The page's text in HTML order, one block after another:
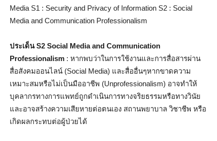
Media S1 : Security and Privacy of Information S2 : Social
Media and Communication Professionalism
ประเด็น S2 Social Media and Communication
Professionalism : หากพบว่าในการใช้งานและการสื่อสารผ่าน
สื่อสังคมออนไลน์ (Social Media) และสื่ออื่นๆหากขาดความ
เหมาะสมหรือไม่เป็นมืออาชีพ (Unprofessionalism) อาจทำให้
บุคลากรทางการแพทย์ถูกดำเนินการทางจริยธรรมหรือทางวินัย
และอาจสร้างความเสียหายต่อตนเอง สถานพยาบาล วิชาชีพ หรือ
เกิดผลกระทบต่อผู้ป่วยได้